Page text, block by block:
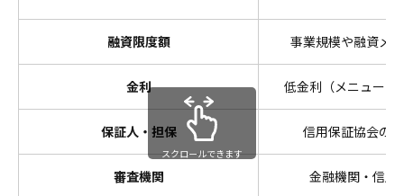
融資限度額 事業規模や融資メ
金利 低金利（メニューに
保証人・担保 信用保証協会の
審査機関 金融機関・信用
スクロールできます